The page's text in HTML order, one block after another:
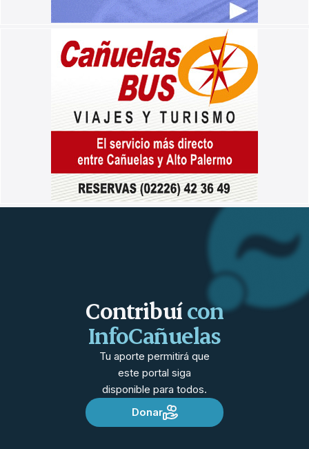
Contribuícon
InfoCañuelas
Tu aporte permitirá que
este portal siga
disponible para todos.
Donar